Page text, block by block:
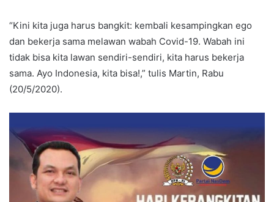
“Kini kita juga harus bangkit: kembali kesampingkan ego
dan bekerja sama melawan wabah Covid-19. Wabah ini
tidak bisa kita lawan sendiri-sendiri, kita harus bekerja
sama. Ayo Indonesia, kita bisa!,” tulis Martin, Rabu
(20/5/2020).